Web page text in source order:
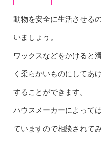
動物を安全に生活させる
いましょう。
ワックスなどをかけると
く柔らかいものにしてあ
することができます。
ハウスメーカーによって
ていますので相談されて